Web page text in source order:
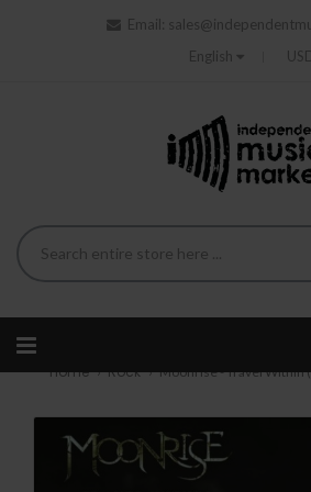
Email:
English
Home Rock Moonrise - Travel Within